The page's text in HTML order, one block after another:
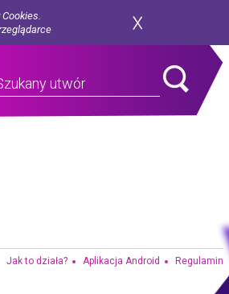
Jak to działa? Aplikacja Android Regulamin